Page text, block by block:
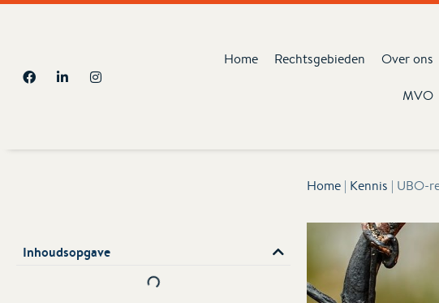
Home Rechtsgebieden Over ons
MVO
Home | Kennis | UBO-
Inhoudsopgave